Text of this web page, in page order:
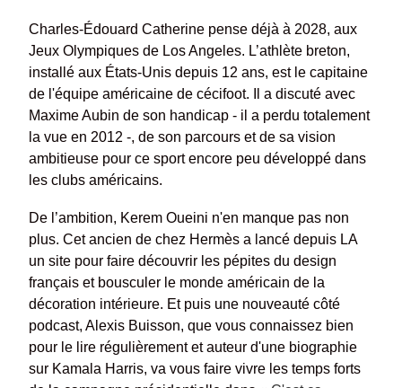
Charles-Édouard Catherine pense déjà à 2028, aux
Jeux Olympiques de Los Angeles. L’athlète breton,
installé aux États-Unis depuis 12 ans, est le capitaine
de l'équipe américaine de cécifoot. Il a discuté avec
Maxime Aubin de son handicap - il a perdu totalement
la vue en 2012 -, de son parcours et de sa vision
ambitieuse pour ce sport encore peu développé dans
les clubs américains.
De l’ambition, Kerem Oueini n'en manque pas non
plus. Cet ancien de chez Hermès a lancé depuis LA
un site pour faire découvrir les pépites du design
français et bousculer le monde américain de la
décoration intérieure. Et puis une nouveauté côté
podcast, Alexis Buisson, que vous connaissez bien
pour le lire régulièrement et auteur d'une biographie
sur Kamala Harris, va vous faire vivre les temps forts